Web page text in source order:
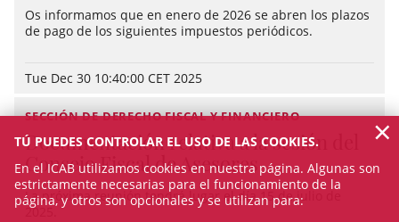
Os informamos que en enero de 2026 se abren los plazos
de pago de los siguientes impuestos periódicos.
Tue Dec 30 10:40:00 CET 2025
SECCIÓN DE DERECHO FISCAL Y FINANCIERO
Documentación relativa a la sesión del
Consejo Fiscal de Asesores
La próxima reunión tendrá lugar el día 15 de julio de
2025.
TÚ PUEDES CONTROLAR EL USO DE LAS COOKIES.
En el ICAB utilizamos cookies en nuestra página. Algunas son
estrictamente necesarias para el funcionamiento de la
página, y otros son opcionales y se utilizan para:
×